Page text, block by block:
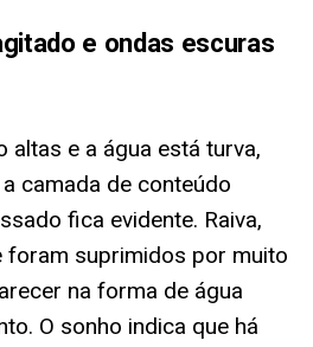
e ondas escuras
altas e a água está turva,
camada de conteúdo
fica evidente. Raiva,
foram suprimidos por muito
na forma de água
O sonho indica que há